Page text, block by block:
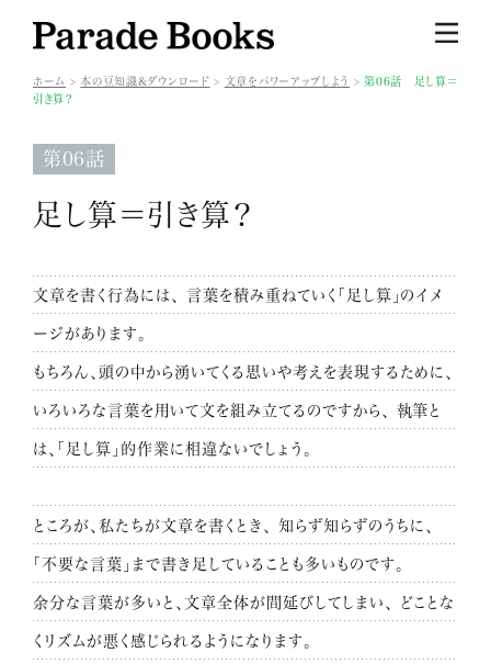
ホーム 本の豆知識&ダウンロード 文章をパワーアップしよう
第06話 足し算＝
引き算？
第06話
足し算＝引き算？
文章を書く行為には、 言葉を積み重ねていく「足し算」のイメ
ージがあります。
もちろん、頭の中から湧いてくる思いや考えを表現するために、
いろいろな言葉を用いて文を組み立てるのですから、 執筆と
は、「足し算」的作業に相違ないでしょう。
ところが、私たちが文章を書くとき、 知らず知らずのうちに、
「不要な言葉」まで書き足していることも多いものです。
余分な言葉が多いと、文章全体が間延びしてしまい、 どことな
くリズムが悪く感じられるようになります。